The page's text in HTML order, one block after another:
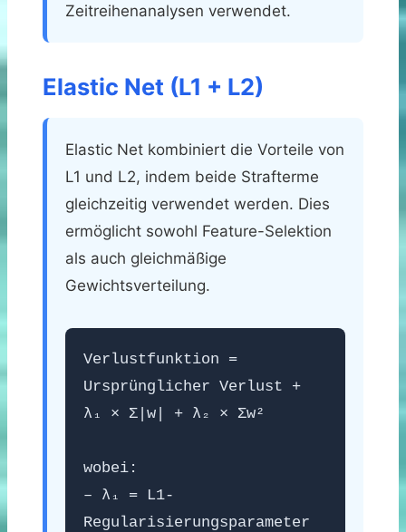
Zeitreihenanalysen verwendet.
Elastic Net (L1 + L2)
Elastic Net kombiniert die Vorteile von
L1 und L2, indem beide Strafterme
gleichzeitig verwendet werden. Dies
ermöglicht sowohl Feature-Selektion
als auch gleichmäßige
Gewichtsverteilung.
Verlustfunktion =
Ursprünglicher Verlust +
λ₁ × Σ|w| + λ₂ × Σw²
wobei:
– λ₁ = L1-
Regularisierungsparameter